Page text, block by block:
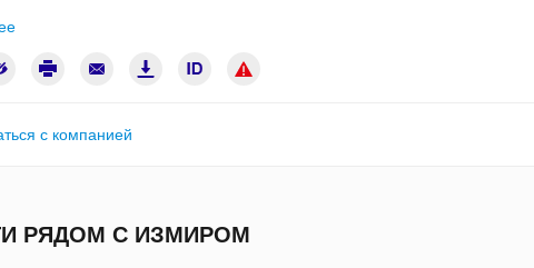
с компанией
РЯДОМ С ИЗМИРОМ